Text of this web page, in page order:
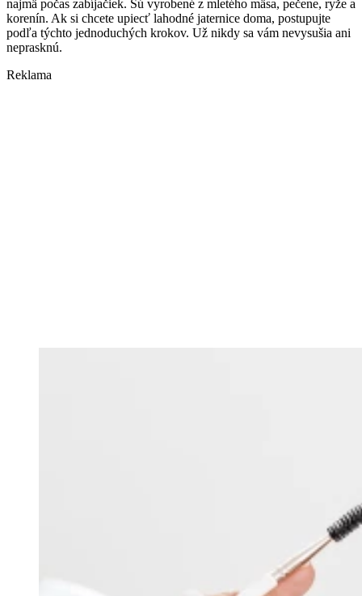
najmä počas zabíjačiek. Sú vyrobené z mletého mäsa, pečene, ryže a
korenín. Ak si chcete upiecť lahodné jaternice doma, postupujte
podľa týchto jednoduchých krokov. Už nikdy sa vám nevysušia ani
neprasknú.
Reklama